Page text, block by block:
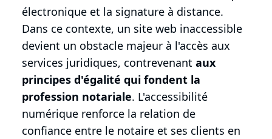
électronique et la signature à distance.
Dans ce contexte, un site web inaccessible
devient un obstacle majeur à l'accès aux
services juridiques, contrevenant aux
principes d'égalité qui fondent la
profession notariale. L'accessibilité
numérique renforce la relation de
confiance entre le notaire et ses clients en